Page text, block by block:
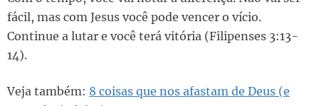
fácil, mas com Jesus você pode vencer o vício.
Continue a lutar e você terá vitória (Filipenses 3:13-
14).
Veja também: 8 coisas que nos afastam de Deus (e